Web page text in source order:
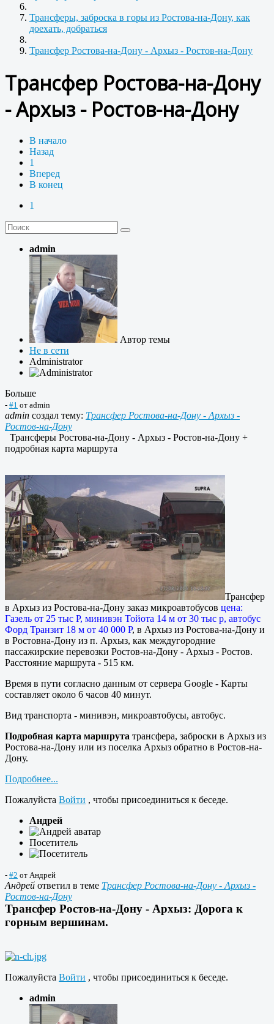
Трансферы, заброска в горы из Ростова-на-Дону, как
доехать, добраться
Трансфер Ростова-на-Дону - Архыз - Ростов-на-Дону
Трансфер Ростова-на-Дону
- Архыз - Ростов-на-Дону
В начало
Назад
1
Вперед
В конец
1
admin
Автор темы
Не в сети
Administrator
Больше
- #1 от admin
admin создал тему: Трансфер Ростова-на-Дону - Архыз -
Ростов-на-Дону
Трансферы Ростова-на-Дону - Архыз - Ростов-на-Дону +
подробная карта маршрута
Трансфер
в Архыз из Ростова-на-Дону заказ микроавтобусов цена:
Газель от 25 тыс Р, минивэн Тойота 14 м от 30 тыс р, автобус
Форд Транзит 18 м от 40 000 Р, в Архыз из Ростова-на-Дону и
в Ростовна-Дону из п. Архыз, как междугородние
пассажирские перевозки Ростов-на-Дону - Архыз - Ростов.
Расстояние маршрута - 515 км.
Время в пути согласно данным от сервера Google - Карты
составляет около 6 часов 40 минут.
Вид транспорта - минивэн, микроавтобусы, автобус.
Подробная карта маршрута трансфера, заброски в Архыз из
Ростова-на-Дону или из поселка Архыз обратно в Ростов-на-
Дону.
Подробнее...
Пожалуйста Войти , чтобы присоединиться к беседе.
Андрей
Посетитель
- #2 от Андрей
Андрей ответил в теме Трансфер Ростова-на-Дону - Архыз -
Ростов-на-Дону
Трансфер Ростов-на-Дону - Архыз: Дорога к
горным вершинам.
Пожалуйста Войти , чтобы присоединиться к беседе.
admin